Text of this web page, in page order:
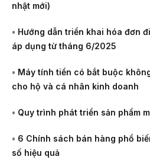
nhật mới)
• Hướng dẫn triển khai hóa đơn
áp dụng từ tháng 6/2025
• Máy tính tiền có bắt buộc
cho hộ và cá nhân kinh doanh
• Quy trình phát triển sản phẩm
• 6 Chính sách bán hàng phổ
số hiệu quả